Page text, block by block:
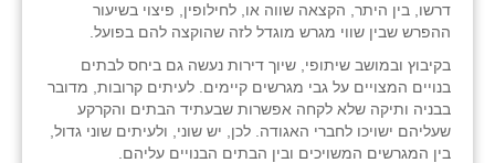
דרשו, בין היתר, הקצאה שווה או, לחילופין, פיצוי בשיעור
ההפרש שבין שווי מגרש מוגדל לזה שהוקצה להם בפועל.
בקיבוץ ובמושב שיתופי, שיוך דירות נעשה גם ביחס לבתים
בנויים המצויים על גבי מגרשים קיימים. לעיתים קרובות, מדובר
בבניה ותיקה שלא לקחה אפשרות שבעתיד הבתים והקרקע
שעליהם ישויכו לחברי האגודה. לכן, יש שוני, ולעיתים שוני גדול,
בין המגרשים המשויכים ובין הבתים הבנויים עליהם.